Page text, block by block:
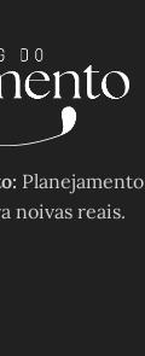
Planejamento
noivas reais.